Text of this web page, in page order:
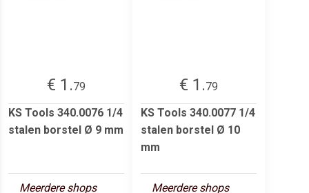
€ 1.79
KS Tools 340.0076 1/4
stalen borstel Ø 9 mm
Meerdere shops
€ 1.79
KS Tools 340.0077 1/4
stalen borstel Ø 10
mm
Meerdere shops